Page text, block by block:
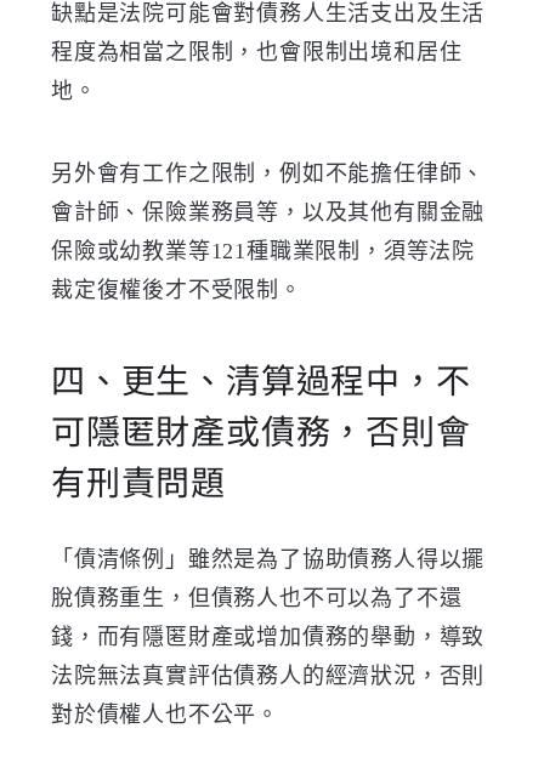
缺點是法院可能會對債務人生活支出及生活
程度為相當之限制，也會限制出境和居住
地。
另外會有工作之限制，例如不能擔任律師、
會計師、保險業務員等，以及其他有關金融
保險或幼教業等121種職業限制，須等法院
裁定復權後才不受限制。
四、更生、清算過程中，不
可隱匿財產或債務，否則會
有刑責問題
「債清條例」雖然是為了協助債務人得以擺
脫債務重生，但債務人也不可以為了不還
錢，而有隱匿財產或增加債務的舉動，導致
法院無法真實評估債務人的經濟狀況，否則
對於債權人也不公平。